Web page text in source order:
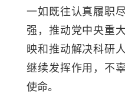
一如既往认真履职
强，推动党中央重
映和推动解决科研
继续发挥作用，不
使命。